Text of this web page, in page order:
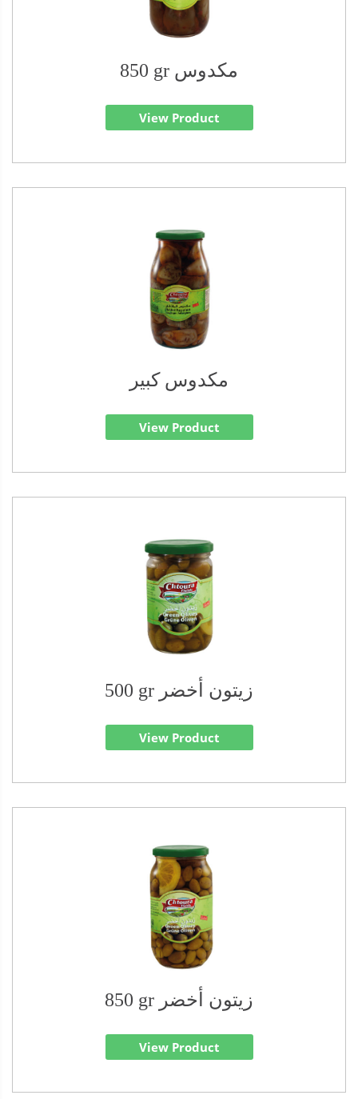
850 gr مكدوس
View Product
مكدوس كبير
View Product
500 gr زيتون أخضر
View Product
850 gr زيتون أخضر
View Product